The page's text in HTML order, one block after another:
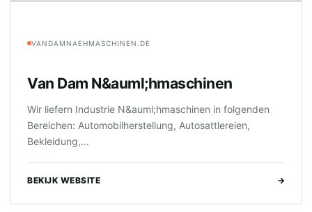
VANDAMNAEHMASCHINEN.DE
Van Dam N&auml;hmaschinen
Wir liefern Industrie N&auml;hmaschinen in folgenden
Bereichen: Automobilherstellung, Autosattlereien,
Bekleidung,...
BEKIJK WEBSITE →